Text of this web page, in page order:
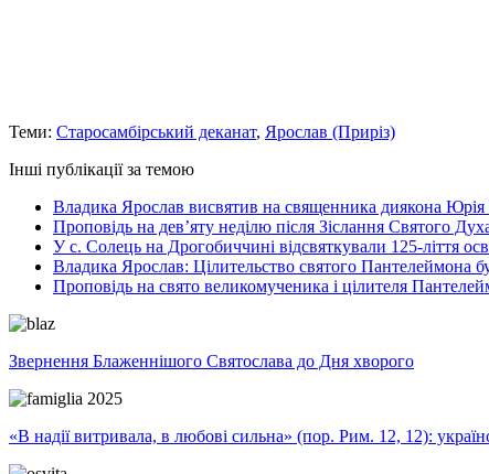
Теми: Старосамбірський деканат, Ярослав (Приріз)
Інші публікації за темою
Владика Ярослав висвятив на священника диякона
Проповідь на дев’яту неділю після Зіслання Святого
У с. Солець на Дрогобиччині відсвяткували 125-ліття
Владика Ярослав: Цілительство святого Пантелеймона
Проповідь на свято великомученика і цілителя
Звернення Блаженнішого Святослава до Дня хворого
«В надії витривала, в любові сильна» (пор. Рим. 12, 12):